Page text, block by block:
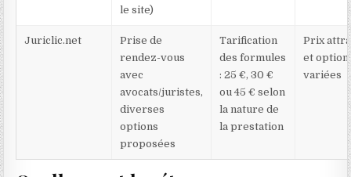
le site)
Juriclic.net
Prise de
rendez-vous
avec
avocats/juristes,
diverses
options
proposées
Tarification
des formules
: 25 €, 30 €
ou 45 € selon
la nature de
la prestation
Prix
et
variées